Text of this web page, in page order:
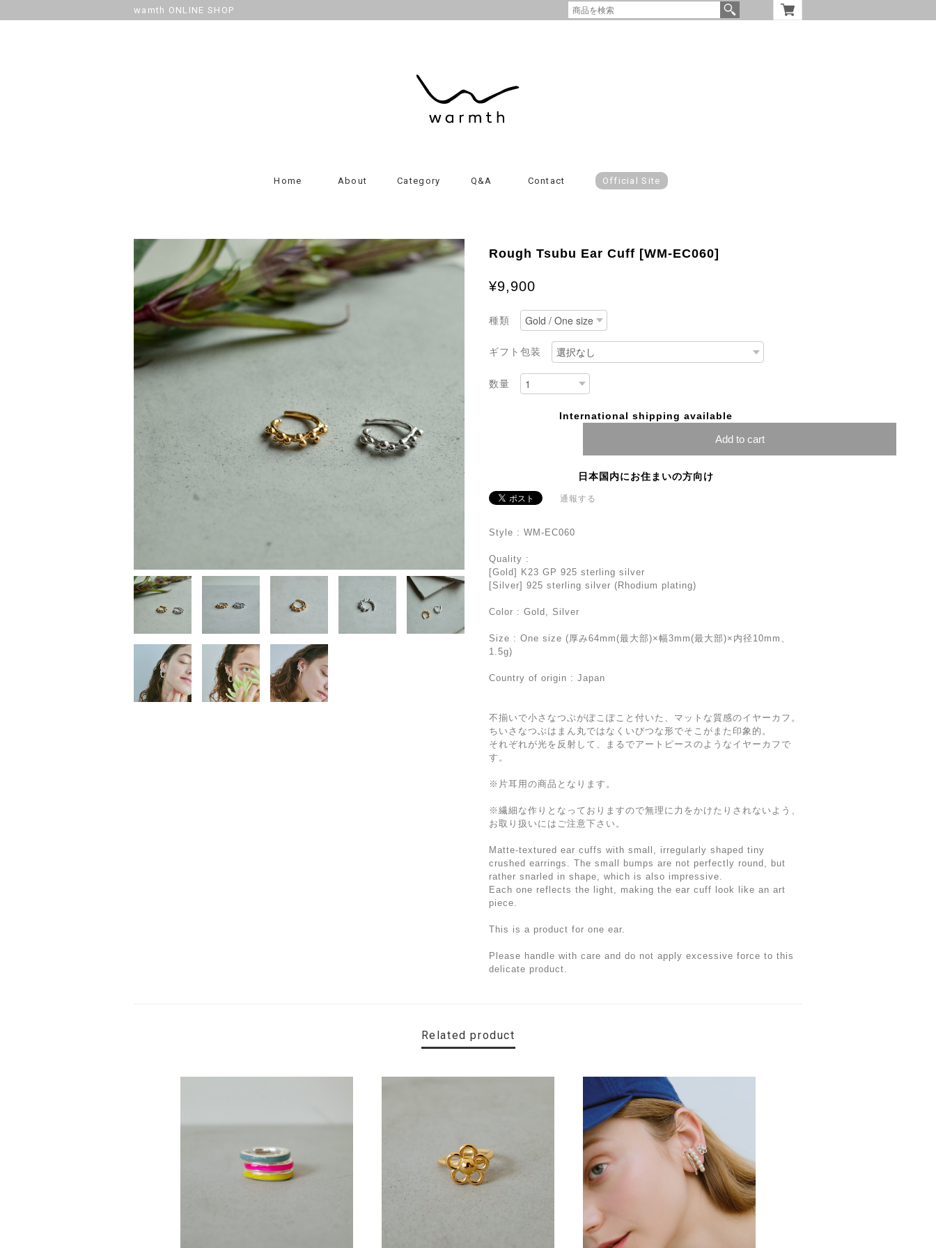
wamth ONLINE SHOP
Home About Category Q&A Contact Official Site
Rough Tsubu Ear Cuff [WM-EC060]
¥9,900
種類
ギフト包装
数量
International shipping available
Add to cart
日本国内にお住まいの方向け
通報する
Style : WM-EC060
Quality :
[Gold] K23 GP 925 sterling silver
[Silver] 925 sterling silver (Rhodium plating)
Color : Gold, Silver
Size : One size (厚み64mm(最大部)×幅3mm(最大部)×内径10mm、
1.5g)
Country of origin : Japan
不揃いで小さなつぶがぽこぽこと付いた、マットな質感のイヤーカフ。
ちいさなつぶはまん丸ではなくいびつな形でそこがまた印象的。
それぞれが光を反射して、まるでアートピースのようなイヤーカフで
す。
※片耳用の商品となります。
※繊細な作りとなっておりますので無理に力をかけたりされないよう、
お取り扱いにはご注意下さい。
Matte-textured ear cuffs with small, irregularly shaped tiny
crushed earrings. The small bumps are not perfectly round, but
rather snarled in shape, which is also impressive.
Each one reflects the light, making the ear cuff look like an art
piece.
This is a product for one ear.
Please handle with care and do not apply excessive force to this
delicate product.
Related product